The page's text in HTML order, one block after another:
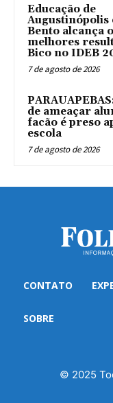
Educação de
Augustinópolis
Bento alcança
melhores
Bico no IDEB
7 de agosto de 2026
de ameaçar
facão é preso
escola
7 de agosto de 2026
CONTATO
SOBRE
© 2025